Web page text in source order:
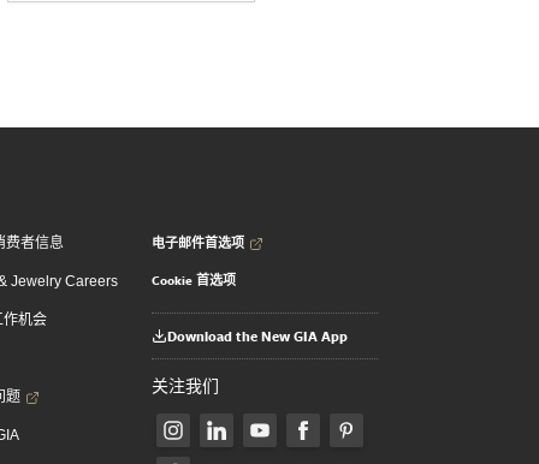
费者信息
Jewelry Careers
作机会
题
电子邮件首选项
Cookie 首选项
Download the New GIA App
关注我们